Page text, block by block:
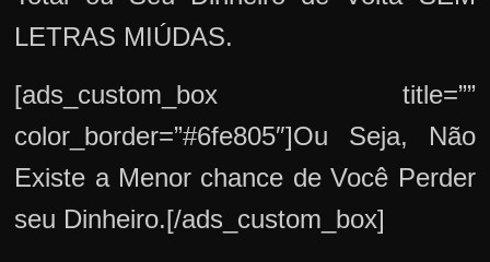
LETRAS MIÚDAS.
[ads_custom_box title=””
color_border=”#6fe805″]Ou Seja, Não
Existe a Menor chance de Você Perder
seu Dinheiro.[/ads_custom_box]